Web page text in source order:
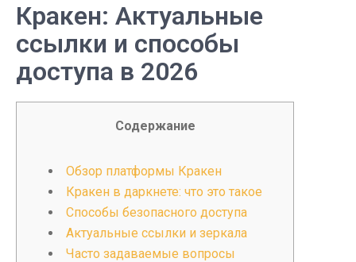
Кракен: Актуальные
ссылки и способы
доступа в 2026
Содержание
Обзор платформы Кракен
Кракен в даркнете: что это такое
Способы безопасного доступа
Актуальные ссылки и зеркала
Часто задаваемые вопросы